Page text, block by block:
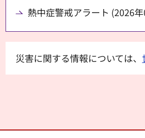
熱中症警戒アラート (2026
災害に関する情報については、